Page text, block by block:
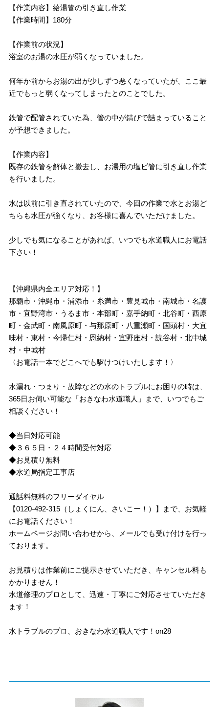
【作業内容】給湯管の引き直し作業
【作業時間】180分
【作業前の状況】
浴室のお湯の水圧が弱くなっていました。
何年か前からお湯の出が少しずつ悪くなっていたが、ここ最
近でもっと弱くなってしまったとのことでした。
鉄管で配管されていた為、管の中が錆びで詰まっていること
が予想できました。
【作業内容】
既存の鉄管を解体と撤去し、お湯用の塩ビ管に引き直し作業
を行いました。
水は以前に引き直されていたので、今回の作業で水とお湯ど
ちらも水圧が強くなり、お客様に喜んでいただけました。
少しでも気になることがあれば、いつでも水道職人にお電話
下さい！
【沖縄県内全エリア対応！】
那覇市・沖縄市・浦添市・糸満市・豊見城市・南城市・名護
市・宜野湾市・うるま市・本部町・嘉手納町・北谷町・西原
町・金武町・南風原町・与那原町・八重瀬町・国頭村・大宜
味村・東村・今帰仁村・恩納村・宜野座村・読谷村・北中城
村・中城村
〈お電話一本でどこへでも駆けつけいたします！〉
水漏れ・つまり・故障などの水のトラブルにお困りの時は、
365日お伺い可能な「おきなわ水道職人」まで、いつでもご
相談ください！
◆当日対応可能
◆３６５日・２４時間受付対応
◆お見積り無料
◆水道局指定工事店
通話料無料のフリーダイヤル
【0120-492-315（しょくにん、さいこー！）】まで、お気軽
にお電話ください！
ホームページお問い合わせから、メールでも受け付けを行っ
ております。
お見積りは作業前にご提示させていただき、キャンセル料も
かかりません！
水道修理のプロとして、迅速・丁寧にご対応させていただき
ます！
水トラブルのプロ、おきなわ水道職人です！on28